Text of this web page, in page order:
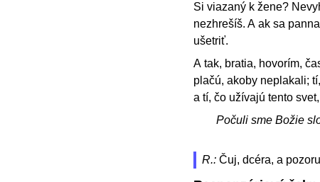
Si viazaný k žene?
nezhrešíš. A ak sa
ušetriť.
A tak, bratia, hovorím,
plačú, akoby neplakali;
a tí, čo užívajú tento
Počuli sme Božie
R.: Čuj, dcéra, a